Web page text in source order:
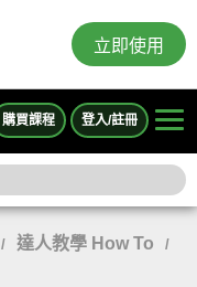
立即使用
購買課程 登入/註冊
/ 達人教學 How To /